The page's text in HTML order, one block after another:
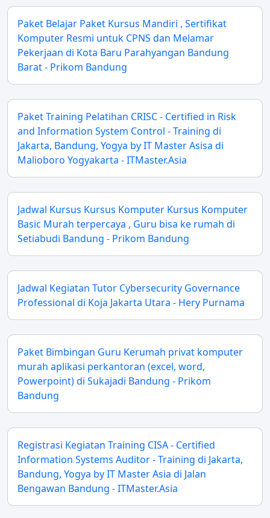
Paket Belajar Paket Kursus Mandiri , Sertifikat
Komputer Resmi untuk CPNS dan Melamar
Pekerjaan di Kota Baru Parahyangan Bandung
Barat - Prikom Bandung
Paket Training Pelatihan CRISC - Certified in Risk
and Information System Control - Training di
Jakarta, Bandung, Yogya by IT Master Asisa di
Malioboro Yogyakarta - ITMaster.Asia
Jadwal Kursus Kursus Komputer Kursus Komputer
Basic Murah terpercaya , Guru bisa ke rumah di
Setiabudi Bandung - Prikom Bandung
Jadwal Kegiatan Tutor Cybersecurity Governance
Professional di Koja Jakarta Utara - Hery Purnama
Paket Bimbingan Guru Kerumah privat komputer
murah aplikasi perkantoran (excel, word,
Powerpoint) di Sukajadi Bandung - Prikom
Bandung
Registrasi Kegiatan Training CISA - Certified
Information Systems Auditor - Training di Jakarta,
Bandung, Yogya by IT Master Asia di Jalan
Bengawan Bandung - ITMaster.Asia